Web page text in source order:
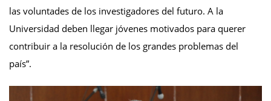
las voluntades de los investigadores del futuro. A la
Universidad deben llegar jóvenes motivados para querer
contribuir a la resolución de los grandes problemas del
país”.